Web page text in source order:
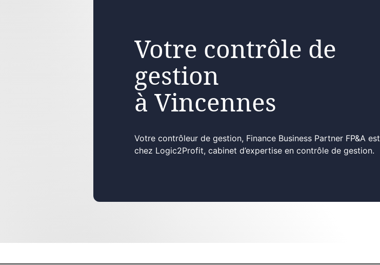
Votre contrôle de
gestion
à Vincennes
Votre contrôleur de gestion, Finance Business Partner FP&A est
chez Logic2Profit, cabinet d’expertise en contrôle de gestion.